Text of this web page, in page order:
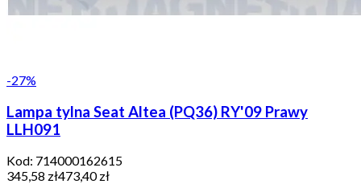
-27%
Lampa tylna Seat Altea (PQ36) RY'09 Prawy
LLH091
Kod: 714000162615
345,58 zł473,40 zł